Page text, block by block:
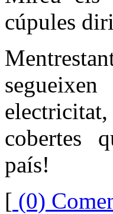
cúpules
cobertes
[ (0)